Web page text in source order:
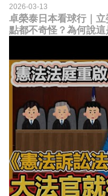
2026-03-13
卓榮泰日本看球行｜
點都不奇怪？為何說這